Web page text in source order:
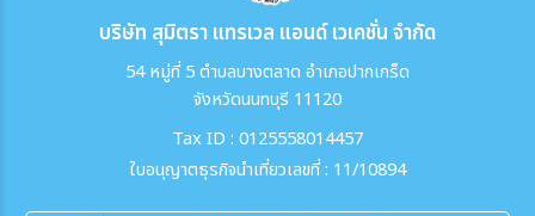
บริษัท สุมิตรา แทรเวล แอนด์ เวเคชั่น จำกัด
54 หมู่ที่ 5 ตำบลบางตลาด อำเภอปากเกร็ด
จังหวัดนนทบุรี 11120
Tax ID : 0125558014457
ใบอนุญาตธุรกิจนำเที่ยวเลขที่ : 11/10894